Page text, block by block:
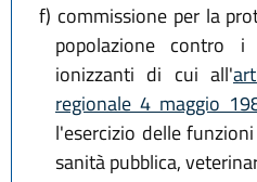
f) commissione per la
popolazione contro
ionizzanti di cui all'
regionale 4 maggio
l'esercizio delle
sanità pubblica,